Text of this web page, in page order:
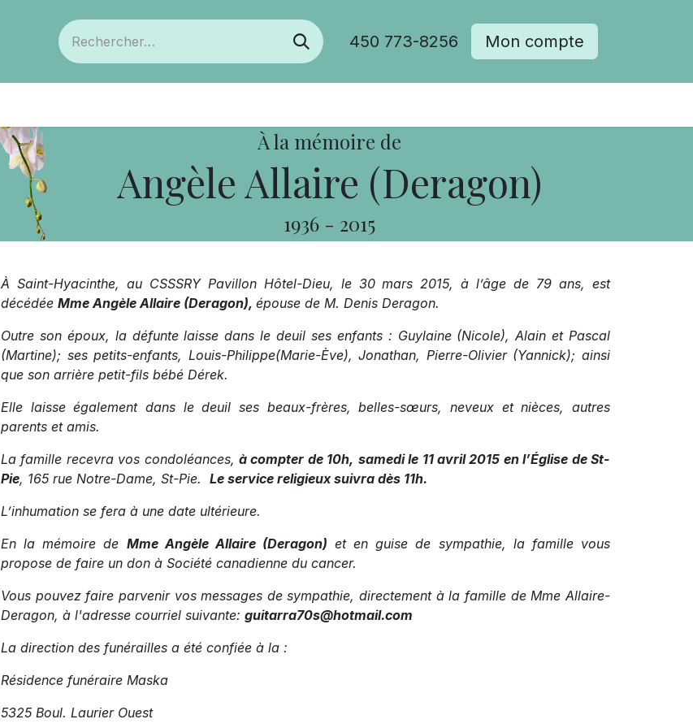
450 773-8256 Mon compte
À la mémoire de
Angèle Allaire (Deragon)
1936 - 2015
À Saint-Hyacinthe, au CSSSRY Pavillon Hôtel-Dieu, le 30 mars 2015, à l’âge de 79 ans, est
décédée Mme Angèle Allaire (Deragon), épouse de M. Denis Deragon.
Outre son époux, la défunte laisse dans le deuil ses enfants : Guylaine (Nicole), Alain et Pascal
(Martine); ses petits-enfants, Louis-Philippe(Marie-Ève), Jonathan, Pierre-Olivier (Yannick); ainsi
que son arrière petit-fils bébé Dérek.
Elle laisse également dans le deuil ses beaux-frères, belles-sœurs, neveux et nièces, autres
parents et amis.
La famille recevra vos condoléances,à compter de 10h, samedi le 11 avril 2015 enl’Église de St-
Pie, 165 rue Notre-Dame, St-Pie. Le service religieux suivra dès 11h.
L’inhumation se fera à une date ultérieure.
En la mémoire de Mme Angèle Allaire (Deragon) et en guise de sympathie, la famille vous
propose de faire un don à Société canadienne du cancer.
Vous pouvez faire parvenir vos messages de sympathie, directement à la famille de Mme Allaire-
Deragon, à l'adresse courriel suivante: guitarra70s@hotmail.com
La direction des funérailles a été confiée à la :
Résidence funéraire Maska
5325 Boul. Laurier Ouest